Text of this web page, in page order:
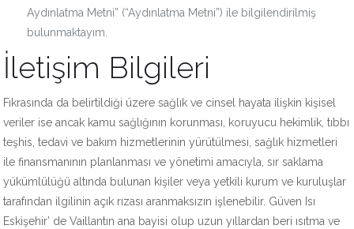
Aydınlatma Metni” (“Aydınlatma Metni”) ile bilgilendirilmiş
bulunmaktayım.
İletişim Bilgileri
Fıkrasında da belirtildiği üzere sağlık ve cinsel hayata ilişkin kişisel
veriler ise ancak kamu sağlığının korunması, koruyucu hekimlik, tıbbı
teşhis, tedavi ve bakım hizmetlerinin yürütülmesi, sağlık hizmetleri
ile finansmanının planlanması ve yönetimi amacıyla, sır saklama
yükümlülüğü altında bulunan kişiler veya yetkili kurum ve kuruluşlar
tarafından ilgilinin açık rızası aranmaksızın işlenebilir. Güven Isı
Eskişehir’ de Vaillantın ana bayisi olup uzun yıllardan beri ısıtma ve